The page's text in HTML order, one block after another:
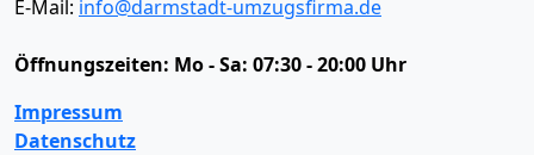
E-Mail: info@darmstadt-umzugsfirma.de
Öffnungszeiten: Mo - Sa: 07:30 - 20:00 Uhr
Impressum
Datenschutz